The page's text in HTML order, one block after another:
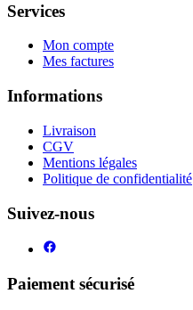
Services
Mon compte
Mes factures
Informations
Livraison
CGV
Mentions légales
Politique de confidentialité
Suivez-nous
Paiement sécurisé